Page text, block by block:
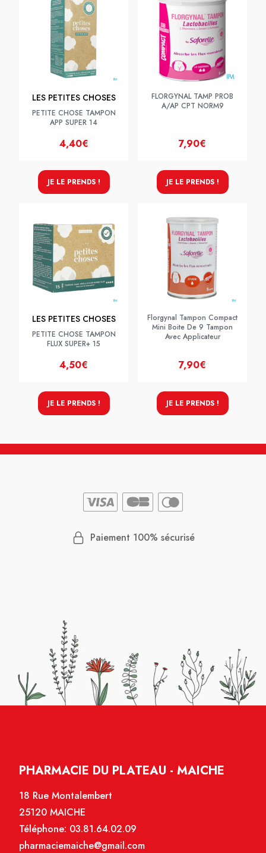
LES PETITES CHOSES
PETITE CHOSE TAMPON
APP SUPER 14
4,40€
JE LE PRENDS !
FLORGYNAL TAMP PROB
A/AP CPT NORM9
7,90€
JE LE PRENDS !
LES PETITES CHOSES
PETITE CHOSE TAMPON
FLUX SUPER+ 15
4,50€
JE LE PRENDS !
Florgynal Tampon Compact
Mini Boite De 9 Tampon
Avec Applicateur
7,90€
JE LE PRENDS !
Paiement 100% sécurisé
PHARMACIE DU PLATEAU - MAICHE
18 Rue Montalembert
25120 MAICHE
Téléphone: 03.81.64.02.09
pharmaciemaiche@gmail.com